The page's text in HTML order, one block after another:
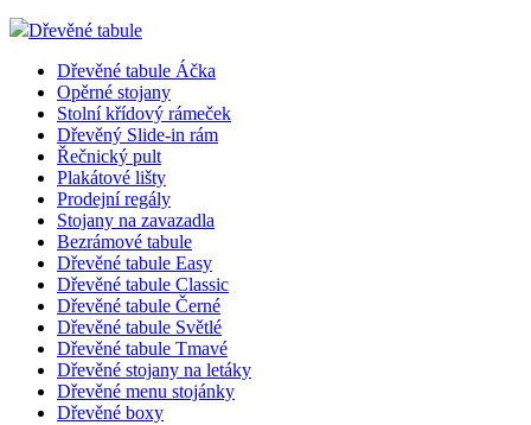
Dřevěné tabule
Dřevěné tabule Áčka
Opěrné stojany
Stolní křídový rámeček
Dřevěný Slide-in rám
Řečnický pult
Plakátové lišty
Prodejní regály
Stojany na zavazadla
Bezrámové tabule
Dřevěné tabule Easy
Dřevěné tabule Classic
Dřevěné tabule Černé
Dřevěné tabule Světlé
Dřevěné tabule Tmavé
Dřevěné stojany na letáky
Dřevěné menu stojánky
Dřevěné boxy